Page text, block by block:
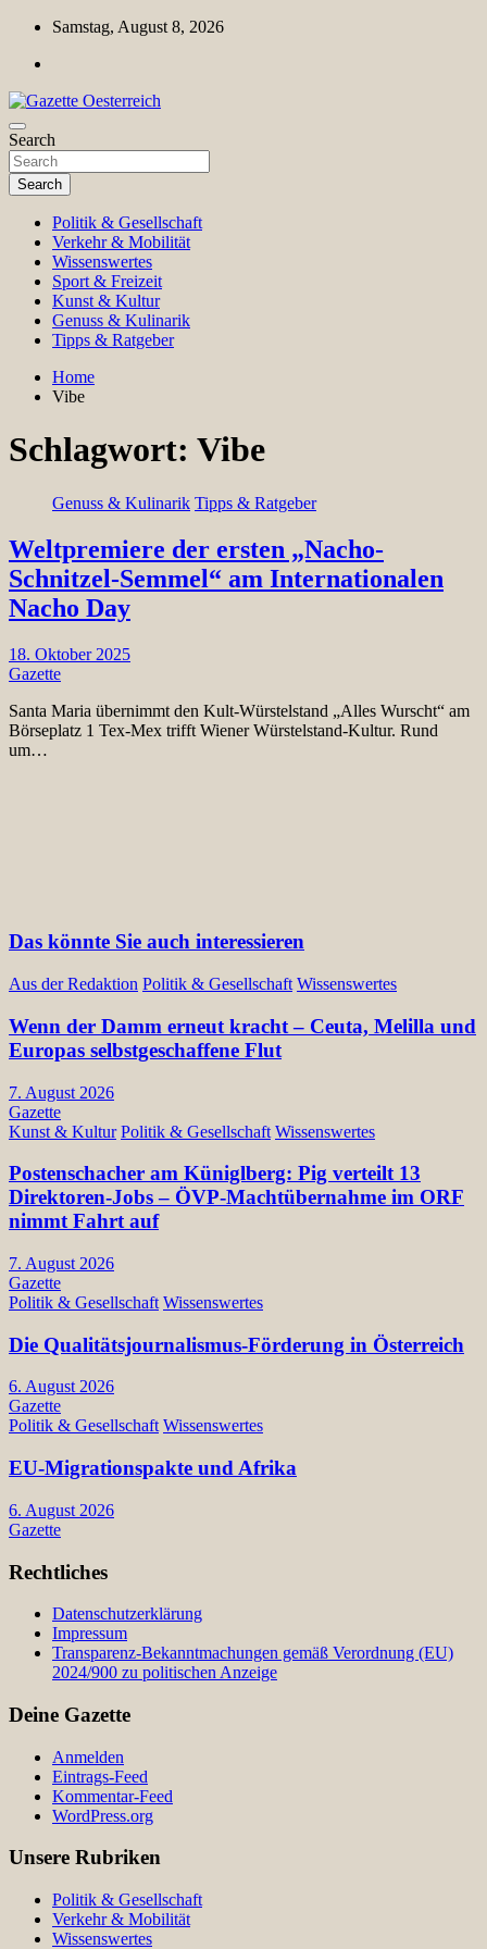
Skip
content
Samstag, August 8, 2026
Gazette Oesterreich
Magazin für Freizeit, Politik, Kultur & Wissenschaft
Search
Search
Politik & Gesellschaft
Verkehr & Mobilität
Wissenswertes
Sport & Freizeit
Kunst & Kultur
Genuss & Kulinarik
Tipps & Ratgeber
Home
Vibe
Schlagwort: Vibe
Genuss & Kulinarik Tipps & Ratgeber
Weltpremiere der ersten „Nacho-
Schnitzel-Semmel“ am Internationalen
Nacho Day
18. Oktober 2025
Gazette
Santa Maria übernimmt den Kult-Würstelstand „Alles Wurscht“ am
Börseplatz 1 Tex-Mex trifft Wiener Würstelstand-Kultur. Rund
um…
Das könnte Sie auch interessieren
Aus der Redaktion Politik & Gesellschaft Wissenswertes
Wenn der Damm erneut kracht – Ceuta, Melilla und
Europas selbstgeschaffene Flut
7. August 2026
Gazette
Kunst & Kultur Politik & Gesellschaft Wissenswertes
Postenschacher am Küniglberg: Pig verteilt 13
Direktoren-Jobs – ÖVP-Machtübernahme im ORF
nimmt Fahrt auf
7. August 2026
Gazette
Politik & Gesellschaft Wissenswertes
Die Qualitätsjournalismus-Förderung in Österreich
6. August 2026
Gazette
Politik & Gesellschaft Wissenswertes
EU-Migrationspakte und Afrika
6. August 2026
Gazette
Rechtliches
Datenschutzerklärung
Impressum
Transparenz-Bekanntmachungen gemäß Verordnung (EU)
2024/900 zu politischen Anzeige
Deine Gazette
Anmelden
Eintrags-Feed
Kommentar-Feed
WordPress.org
Unsere Rubriken
Politik & Gesellschaft
Verkehr & Mobilität
Wissenswertes